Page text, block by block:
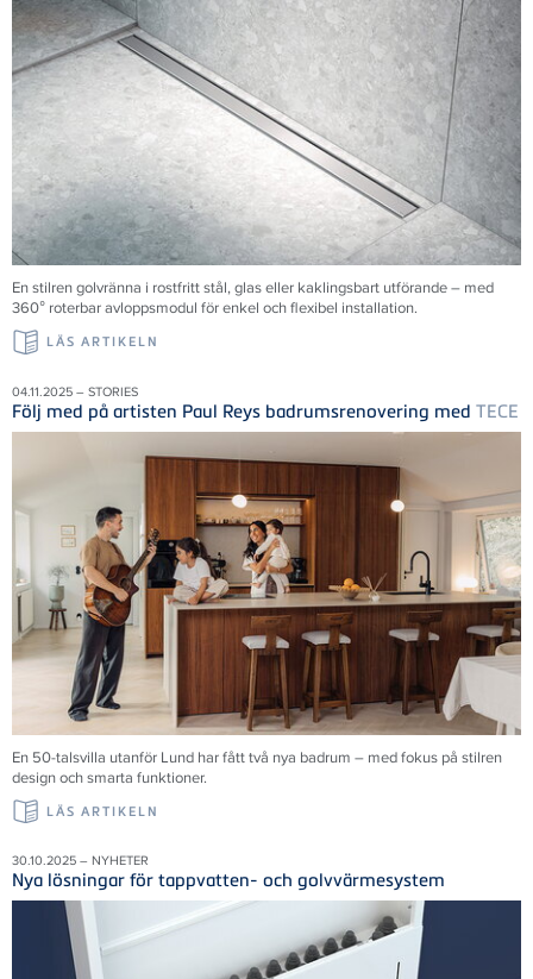
En stilren golvränna i rostfritt stål, glas eller kaklingsbart utförande – med
360° roterbar avloppsmodul för enkel och flexibel installation.
LÄS ARTIKELN
04.11.2025 – STORIES
Följ med på artisten Paul Reys badrumsrenovering med TECE
En 50-talsvilla utanför Lund har fått två nya badrum – med fokus på stilren
design och smarta funktioner.
LÄS ARTIKELN
30.10.2025 – NYHETER
Nya lösningar för tappvatten- och golvvärmesystem